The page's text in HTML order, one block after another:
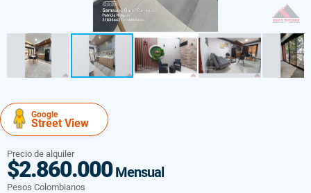
Google
Street View
Precio de alquiler
$2.860.000Mensual
Pesos Colombianos